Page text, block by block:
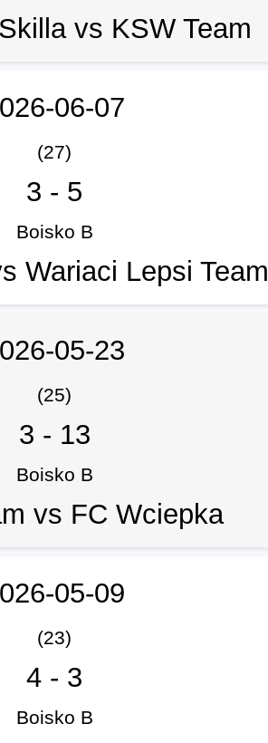
vs KSW Team
06-07
(27)
3 - 5
Boisko B
Wariaci Lepsi Team
05-23
(25)
3 - 13
Boisko B
vs FC Wciepka
05-09
(23)
4 - 3
Boisko B